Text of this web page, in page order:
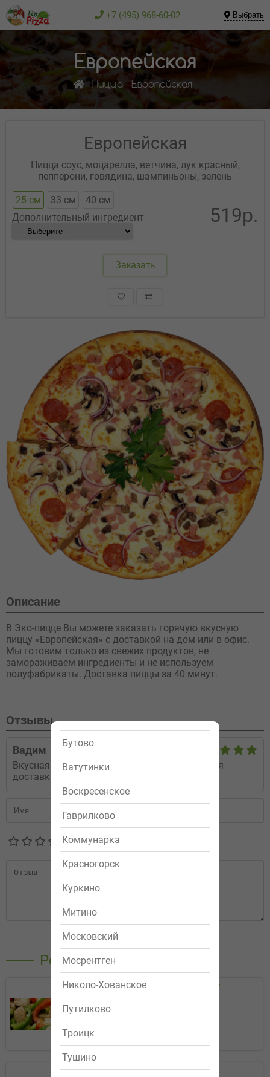
Бутово
Ватутинки
Воскресенское
Гаврилково
Коммунарка
Красногорск
Куркино
Митино
Московский
Мосрентген
Николо-Хованское
Путилково
Троицк
Тушино
+7 (495) 968-60-02 Выбрать
Европейская
Пицца Европейская
Европейская
Пицца соус, моцарелла, ветчина, лук красный,
пепперони, говядина, шампиньоны, зелень
25 см 33 см
40 см
Дополнительный ингредиент
519р.
Заказать
Описание
В Эко-пицце Вы можете заказать горячую вкусную
пиццу «Европейская» с доставкой на дом или в офис.
Мы готовим только из свежих продуктов, не
замораживаем ингредиенты и не используем
полуфабрикаты. Доставка пиццы за 40 минут.
Отзывы
Вадим
Вкусная пицца, отличная цена, своевременная
доставка !
Отправить
Рекомендуемые
Салат "Вечер Греции"
Маргарита